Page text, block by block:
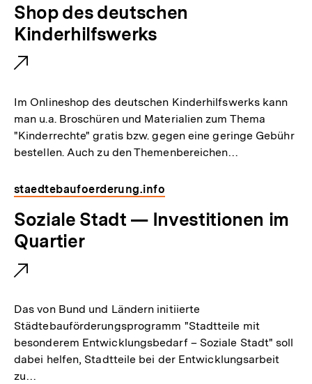
i
n
k
E
x
t
e
r
n
e
r
L
n
k
:
Shop des deutschen
Kinderhilfswerks
Im Onlineshop des deutschen Kinderhilfswerks kann
man u.a. Broschüren und Materialien zum Thema
"Kinderrechte" gratis bzw. gegen eine geringe Gebühr
bestellen. Auch zu den Themenbereichen…
staedtebaufoerderung.info
E
x
t
e
r
n
e
r
Soziale Stadt — Investitionen im
Quartier
Das von Bund und Ländern initiierte
Städtebauförderungsprogramm "Stadtteile mit
besonderem Entwicklungsbedarf – Soziale Stadt" soll
dabei helfen, Stadtteile bei der Entwicklungsarbeit
zu…